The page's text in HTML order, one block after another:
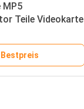
MP5
Teile Videokarte
Bestpreis